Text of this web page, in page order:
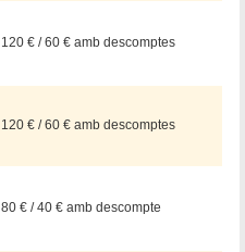
120 € / 60 € amb descomptes
120 € / 60 € amb descomptes
80 € / 40 € amb descompte